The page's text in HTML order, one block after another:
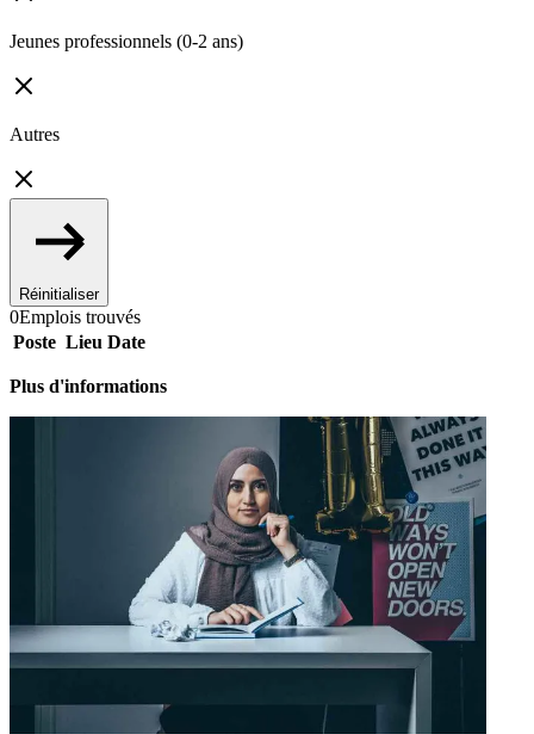
Jeunes professionnels (0-2 ans)
Autres
Réinitialiser
0Emplois trouvés
Poste Lieu Date
Plus d'informations